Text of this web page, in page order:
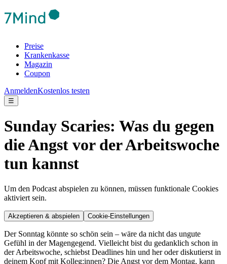
Preise
Krankenkasse
Magazin
Coupon
AnmeldenKostenlos testen
☰
Sunday Scaries: Was du gegen
die Angst vor der Arbeitswoche
tun kannst
Um den Podcast abspielen zu können, müssen funktionale Cookies
aktiviert sein.
Akzeptieren & abspielen Cookie-Einstellungen
Der Sonntag könnte so schön sein – wäre da nicht das ungute
Gefühl in der Magengegend. Vielleicht bist du gedanklich schon in
der Arbeitswoche, schiebst Deadlines hin und her oder diskutierst in
deinem Kopf mit Kolleg:innen? Die Angst vor dem Montag, kann